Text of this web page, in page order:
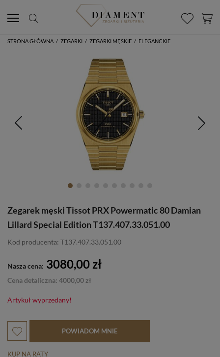
STRONA GŁÓWNA / ZEGARKI / ZEGARKI MĘSKIE / ELEGANCKIE
Zegarek męski Tissot PRX Powermatic 80 Damian
Lillard Special Edition T137.407.33.051.00
Kod producenta: T137.407.33.051.00
Nasza cena: 3080,00 zł
Cena detaliczna: 4000,00 zł
Artykuł wyprzedany!
POWIADOM MNIE
KUP NA RATY